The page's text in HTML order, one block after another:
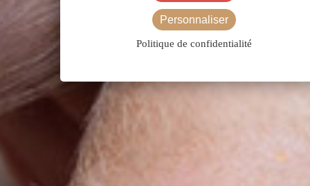
Personnaliser
Politique de confidentialité